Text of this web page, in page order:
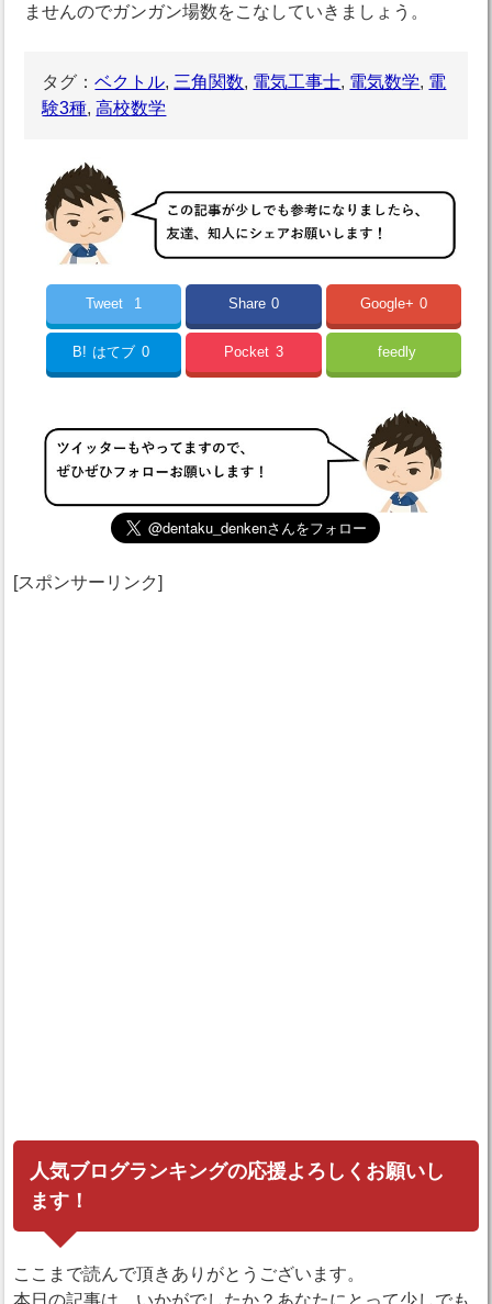
ませんのでガンガン場数をこなしていきましょう。
タグ：ベクトル, 三角関数, 電気工事士, 電気数学, 電
験3種,高校数学
Tweet 1 Share 0 Google+ 0
B! はてブ 0 Pocket 3 feedly
[スポンサーリンク]
人気ブログランキングの応援よろしくお願いし
ます！
ここまで読んで頂きありがとうございます。